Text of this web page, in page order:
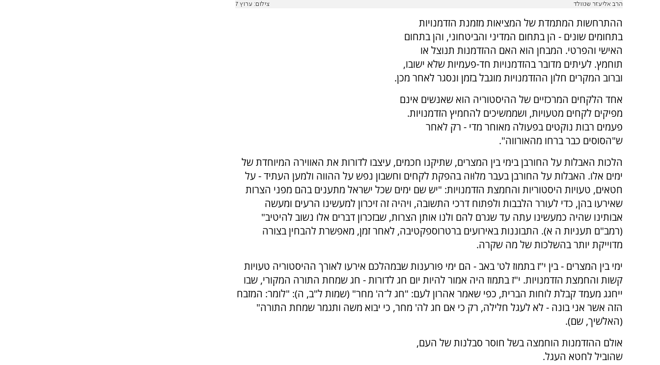
הרב אליעזר שנוולד צילום: ערוץ 7
ההתרחשות המתמדת של המציאות מזמנת הזדמנויות
בתחומים שונים - הן בתחום המדיני והביטחוני, והן בתחום
האישי והפרטי. המבחן הוא האם ההזדמנות תנוצל או
תוחמץ. לעיתים מדובר בהזדמנויות חד-פעמיות שלא ישובו,
וברוב המקרים חלון ההזדמנויות מוגבל בזמן ונסגר לאחר מכן.
אחד הלקחים המרכזיים של ההיסטוריה הוא שאנשים אינם
מפיקים לקחים מטעויות, ושממשיכים להחמיץ הזדמנויות.
פעמים רבות נוקטים בפעולה מאוחר מדי - רק לאחר
ש"הסוסים כבר ברחו מהאורווה".
הלכות האבלות על החורבן בימי בין המצרים, שתיקנו חכמים, עיצבו לדורות את האווירה המיוחדת של
ימים אלו. האבלות על החורבן בעבר מלוּוה בהפקת לקחים וחשבון נפש על ההווה ולמען העתיד - על
חטאים, טעויות היסטוריות והחמצת הזדמנויות: "יש שם ימים שכל ישראל מתענים בהם מפני הצרות
שאירעו בהן, כדי לעורר הלבבות ולפתוח דרכי התשובה, ויהיה זה זיכרון למעשינו הרעים ומעשה
אבותינו שהיה כמעשינו עתה עד שגרם להם ולנו אותן הצרות, שבזכרון דברים אלו נשוב להיטיב"
(רמב"ם תעניות ה א). התבוננות באירועים ברטרוספקטיבה, לאחר זמן, מאפשרת להבחין בצורה
מדוייקת יותר בהשלכות של מה שקרה.
ימי בין המצרים - בין י"ז בתמוז לט' באב - הם ימי פורענות שבמהלכם אירעו לאורך ההיסטוריה טעויות
קשות והחמצת הזדמנויות. י"ז בתמוז היה אמור להיות יום חג לדורות - חג שמחת התורה המקורי, שבו
ייחגג מעמד קבלת לוחות הברית, כפי שאמר אהרון לעם: "חג ל־ה' מחר" (שמות ל"ב, ה): "לומר: המזבח
הזה אשר אני בונה - לא לעגל חלילה, רק כי אם חג לה' מחר, כי יבוא משה ותגמר שמחת התורה"
(האלשיך, שם).
אולם ההזדמנות הוחמצה בשל חוסר סבלנות של העם,
שהוביל לחטא העגל.